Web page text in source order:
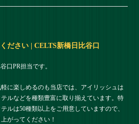
ださい | CELTS新橋日比谷口
口PR担当です。
に楽しめるのも当店では、アイリッシュは
ルなどを種類豊富に取り揃えています。特
ルは50種類以上をご用意していますので、
がってください！